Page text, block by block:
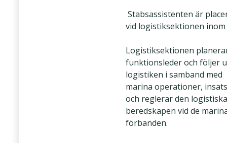
Stabsassistenten är
vid logistiksektionen inom
Logistiksektionen
funktionsleder och följer
logistiken i samband med
marina operationer,
och reglerar den logistiska
beredskapen vid de
förbanden.